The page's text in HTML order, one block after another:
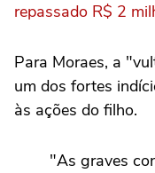
repassado R$ 2
Para Moraes, a
um dos fortes
às ações do filho.
"As graves